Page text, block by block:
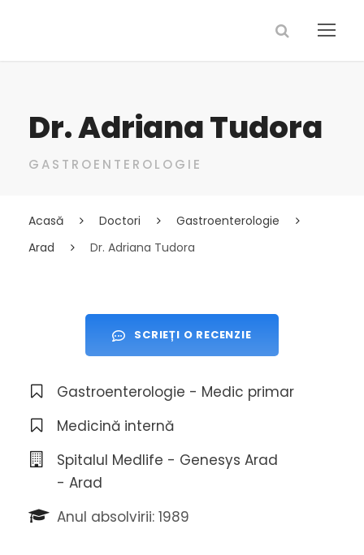
Dr. Adriana Tudora
GASTROENTEROLOGIE
Acasă Doctori
Gastroenterologie
Arad
Dr. Adriana Tudora
SCRIEȚI O RECENZIE
Gastroenterologie - Medic primar
Medicină internă
Spitalul Medlife - Genesys Arad
- Arad
Anul absolvirii: 1989